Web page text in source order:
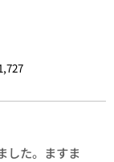
した。ますま